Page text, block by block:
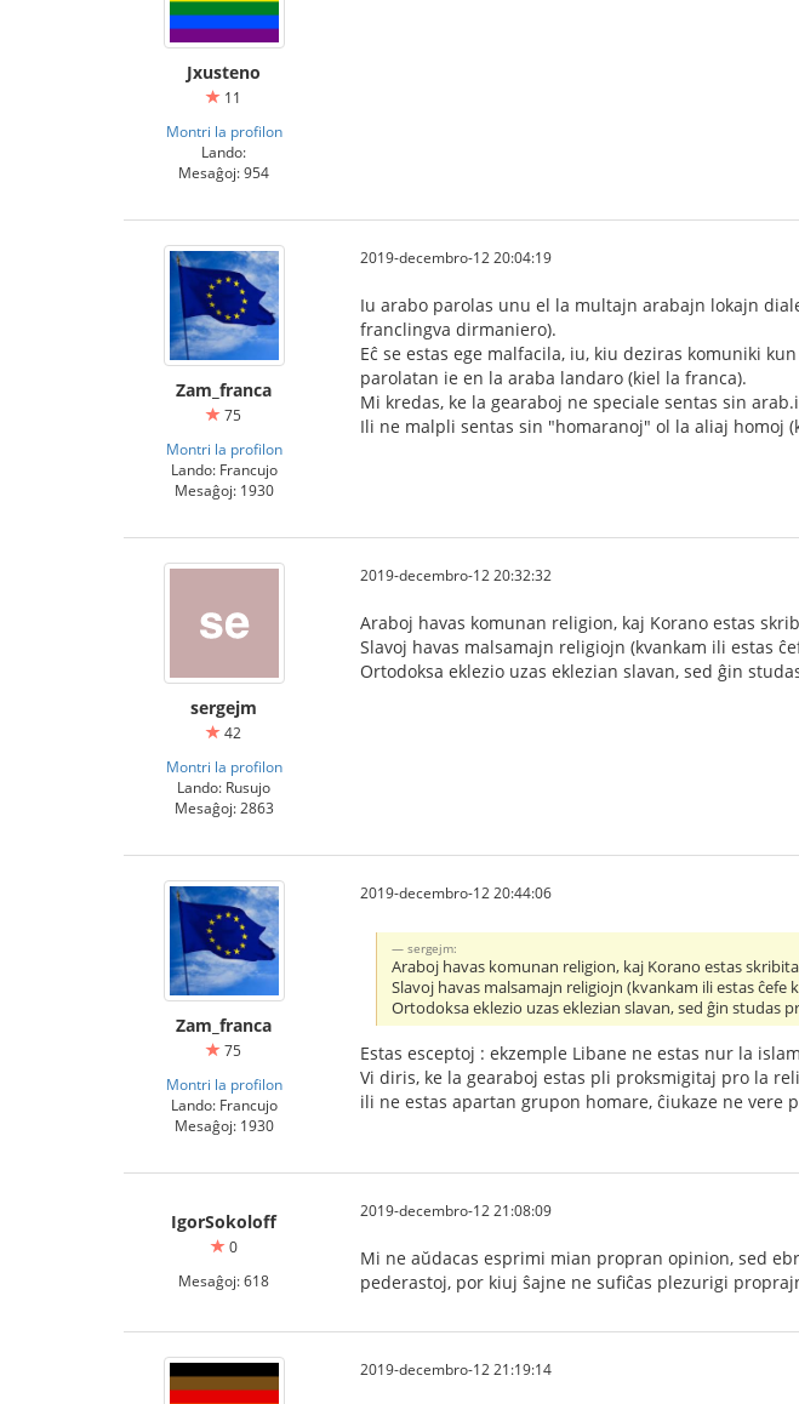
Jxusteno
11
Montri la profilon
Lando:
Mesaĝoj: 954
Zam_franca
75
Montri la profilon
Lando: Francujo
Mesaĝoj: 1930
2019-decembro-12 20:04:19
Iu arabo parolas unu el la multajn arabajn lokajn
franclingva dirmaniero).
Eĉ se estas ege malfacila, iu, kiu deziras komuniki
parolatan ie en la araba landaro (kiel la franca).
Mi kredas, ke la gearaboj ne speciale sentas sin
Ili ne malpli sentas sin "homaranoj" ol la aliaj homoj
sergejm
42
Montri la profilon
Lando: Rusujo
Mesaĝoj: 2863
2019-decembro-12 20:32:32
Araboj havas komunan religion, kaj Korano estas
Slavoj havas malsamajn religiojn (kvankam ili estas
Ortodoksa eklezio uzas eklezian slavan, sed ĝin
Zam_franca
75
Montri la profilon
Lando: Francujo
Mesaĝoj: 1930
2019-decembro-12 20:44:06
sergejm:
Araboj havas komunan religion, kaj Korano estas
Slavoj havas malsamajn religiojn (kvankam ili estas
Ortodoksa eklezio uzas eklezian slavan, sed ĝin studas
Estas esceptoj : ekzemple Libane ne estas nur la
Vi diris, ke la gearaboj estas pli proksmigitaj pro la
ili ne estas apartan grupon homare, ĉiukaze ne vere
IgorSokoloff
0
Mesaĝoj: 618
2019-decembro-12 21:08:09
Mi ne aŭdacas esprimi mian propran opinion, sed
pederastoj, por kiuj ŝajne ne sufiĉas plezurigi
2019-decembro-12 21:19:14